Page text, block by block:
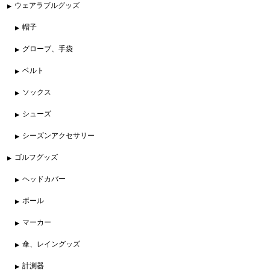
ウェアラブルグッズ
帽子
グローブ、手袋
ベルト
ソックス
シューズ
シーズンアクセサリー
ゴルフグッズ
ヘッドカバー
ボール
マーカー
傘、レイングッズ
計測器